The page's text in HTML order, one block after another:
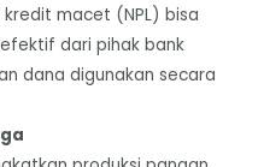
macet (NPL) bisa
dari pihak bank
dana digunakan secara